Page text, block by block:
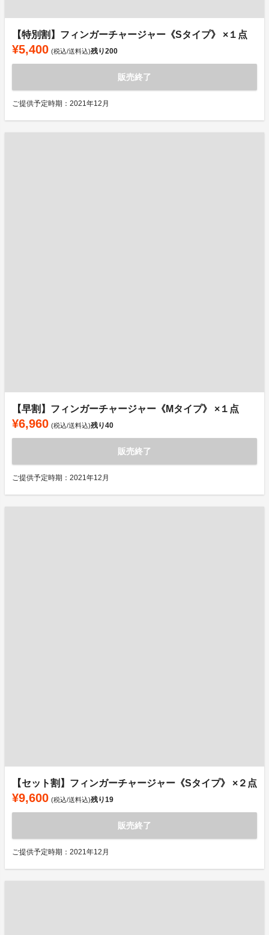
【特別割】フィンガーチャージャー《Sタイプ》 ×１点
¥5,400 (税込/送料込)残り200
販売終了
ご提供予定時期：2021年12月
【早割】フィンガーチャージャー《Mタイプ》 ×１点
¥6,960 (税込/送料込)残り40
販売終了
ご提供予定時期：2021年12月
【セット割】フィンガーチャージャー《Sタイプ》 ×２点
¥9,600 (税込/送料込)残り19
販売終了
ご提供予定時期：2021年12月